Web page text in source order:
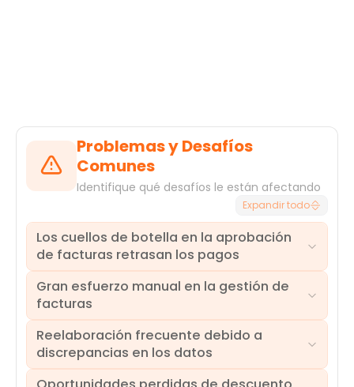
Problemas y Desafíos
Comunes
Identifique qué desafíos le están afectando
Expandir todo
Los cuellos de botella en la aprobación
de facturas retrasan los pagos
Las facturas a menudo se estancan en las colas
de aprobación, lo que provoca retrasos en los
posibles penalizaciones por pagos atrasados. Sin
insights claros sobre por qué las aprobaciones son
Gran esfuerzo manual en la gestión de
facturas
Una parte significativa del tiempo se dedica a
tareas manuales como la entrada de datos, la
Reelaboración frecuente debido a
discrepancias en los datos